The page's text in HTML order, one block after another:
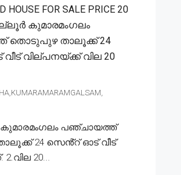
HOUSE FOR SALE PRICE 20
കുമാരമംഗലം
തൊടുപുഴ താലൂക്ക് 24
വില്പനയ്ക്ക് വില 20
പഞ്ചായത്ത്
24 സെൻ്റ് ഓട് വീട്
20...